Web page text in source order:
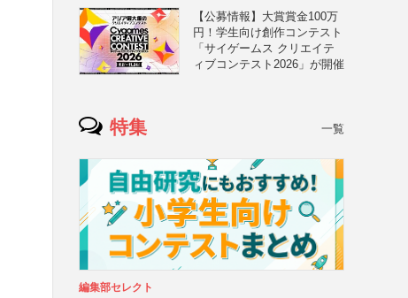
【公募情報】大賞賞金100万
円！学生向け創作コンテスト
「サイゲームス クリエイテ
ィブコンテスト2026」が開催
特集 一覧
編集部セレクト